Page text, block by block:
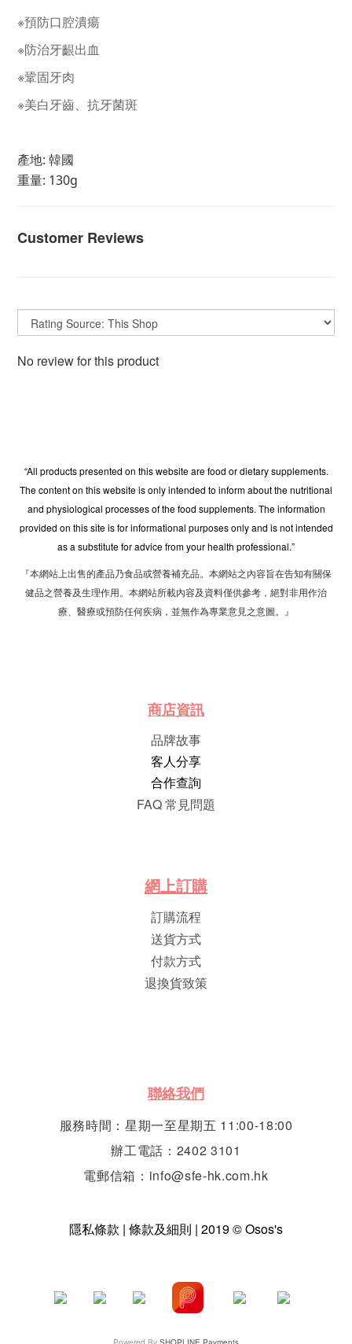
※預防口腔潰瘍
※防治牙齦出血
※鞏固牙肉
※美白牙齒、抗牙菌斑
產地: 韓國
重量: 130g
Customer Reviews
No review for this product
“All products presented on this website are food or dietary supplements.
The content on this website is only intended to inform about the nutritional
and physiological processes of the food supplements. The information
provided on this site is for informational purposes only and is not intended
as a substitute for advice from your health professional.”
『本網站上出售的產品乃食品或營養補充品。本網站之內容旨在告知有關保
健品之營養及生理作用。本網站所載內容及資料僅供參考，絕對非用作治
療、醫療或預防任何疾病，並無作為專業意見之意圖。』
商店資訊
品牌故事
客人分享
合作查詢
FAQ 常見問題
網上訂購
訂購流程
送貨方式
付款方式
退換貨致策
聯絡我們
服務時間：星期一至星期五 11:00-18:00
辦工電話：2402 3101
電郵信箱：info@sfe-hk.com.hk
隱私條款 | 條款及細則 | 2019 © Osos's